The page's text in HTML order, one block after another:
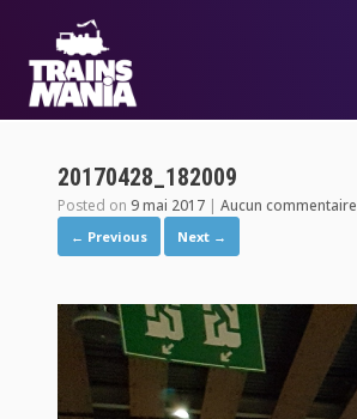
20170428_182009
Posted on 9 mai 2017| Aucun commentaire
← Previous Next →